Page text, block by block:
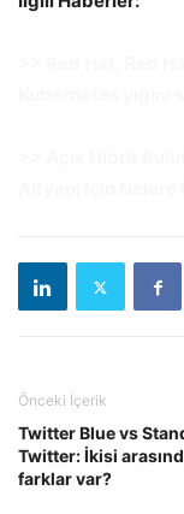
Önceki İçerik
Twitter Blue vs
Twitter: İkisi
farklar var?